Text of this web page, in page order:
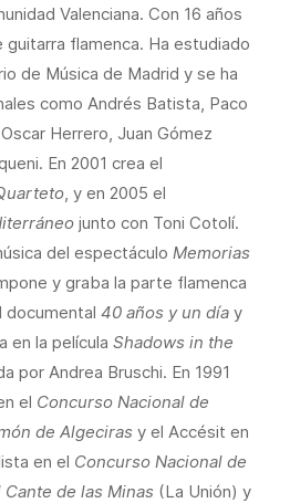
Valenciana. Con 16 años
flamenca. Ha estudiado
de Música de Madrid y se ha
como Andrés Batista, Paco
Herrero, Juan Gómez
En 2001 crea el
, y en 2005 el
junto con Toni Cotolí.
del espectáculo Memorias
y graba la parte flamenca
documental 40 años y un día y
en la película Shadows in the
por Andrea Bruschi. En 1991
el Concurso Nacional de
de Algeciras y el Accésit en
en el Concurso Nacional de
de las Minas (La Unión) y